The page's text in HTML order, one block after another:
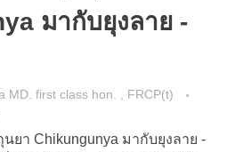
มากับยุงลาย -
MD. first class hon. , FRCP(t)
ยา Chikungunya มากับยุงลาย -